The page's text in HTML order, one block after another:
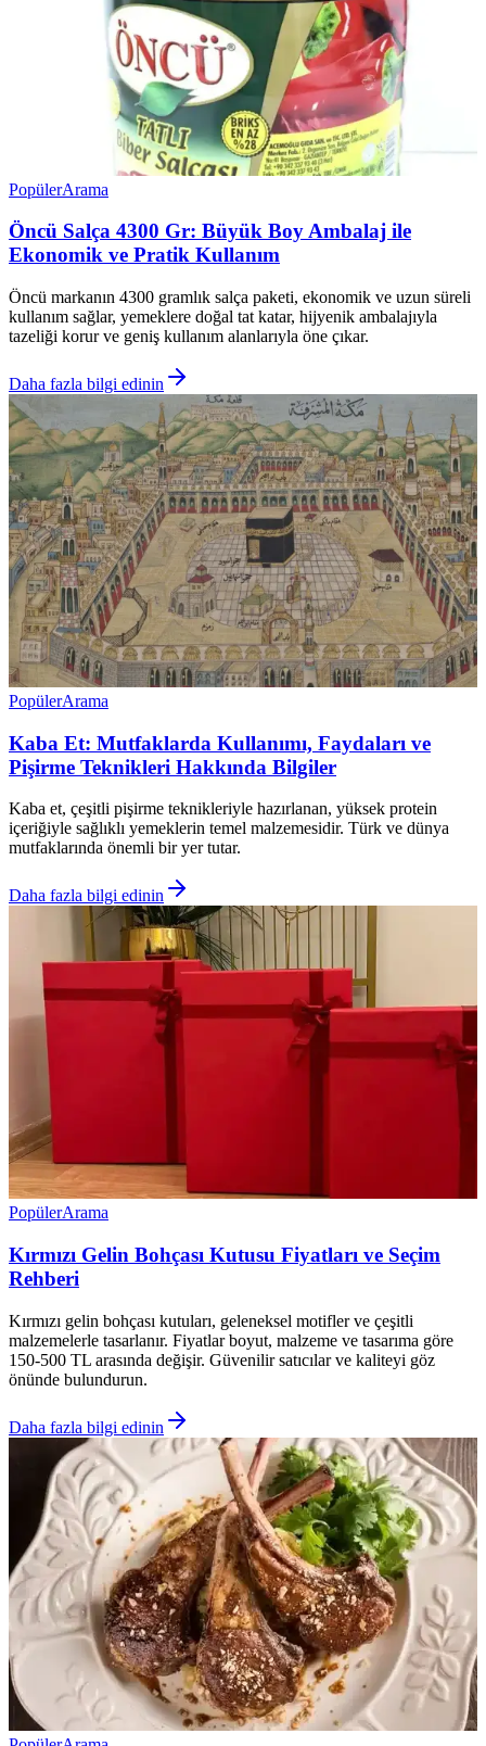
PopülerArama
Öncü Salça 4300 Gr: Büyük Boy Ambalaj ile
Ekonomik ve Pratik Kullanım
Öncü markanın 4300 gramlık salça paketi, ekonomik ve uzun süreli
kullanım sağlar, yemeklere doğal tat katar, hijyenik ambalajıyla
tazeliği korur ve geniş kullanım alanlarıyla öne çıkar.
Daha fazla bilgi edinin
PopülerArama
Kaba Et: Mutfaklarda Kullanımı, Faydaları ve
Pişirme Teknikleri Hakkında Bilgiler
Kaba et, çeşitli pişirme teknikleriyle hazırlanan, yüksek protein
içeriğiyle sağlıklı yemeklerin temel malzemesidir. Türk ve dünya
mutfaklarında önemli bir yer tutar.
Daha fazla bilgi edinin
PopülerArama
Kırmızı Gelin Bohçası Kutusu Fiyatları ve Seçim
Rehberi
Kırmızı gelin bohçası kutuları, geleneksel motifler ve çeşitli
malzemelerle tasarlanır. Fiyatlar boyut, malzeme ve tasarıma göre
150-500 TL arasında değişir. Güvenilir satıcılar ve kaliteyi göz
önünde bulundurun.
Daha fazla bilgi edinin